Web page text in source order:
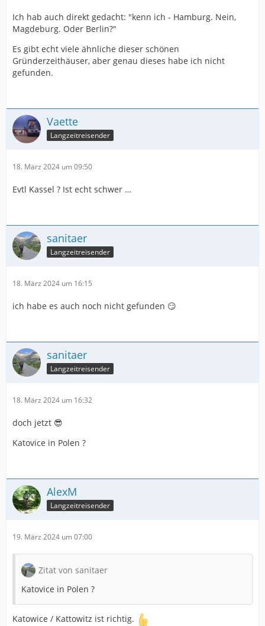
Ich hab auch direkt gedacht: "kenn ich - Hamburg. Nein,
Magdeburg. Oder Berlin?"
Es gibt echt viele ähnliche dieser schönen
Gründerzeithäuser, aber genau dieses habe ich nicht
gefunden.
Vaette
Langzeitreisender
18. März 2024 um 09:50
Evtl Kassel ? Ist echt schwer …
sanitaer
Langzeitreisender
18. März 2024 um 16:15
ich habe es auch noch nicht gefunden 😏
sanitaer
Langzeitreisender
18. März 2024 um 16:32
doch jetzt 😎
Katovice in Polen ?
AlexM
Langzeitreisender
19. März 2024 um 07:00
Zitat von sanitaer
Katovice in Polen ?
Katowice / Kattowitz ist richtig.